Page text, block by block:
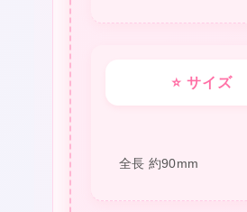
⭐ サイズ
全長 約90mm